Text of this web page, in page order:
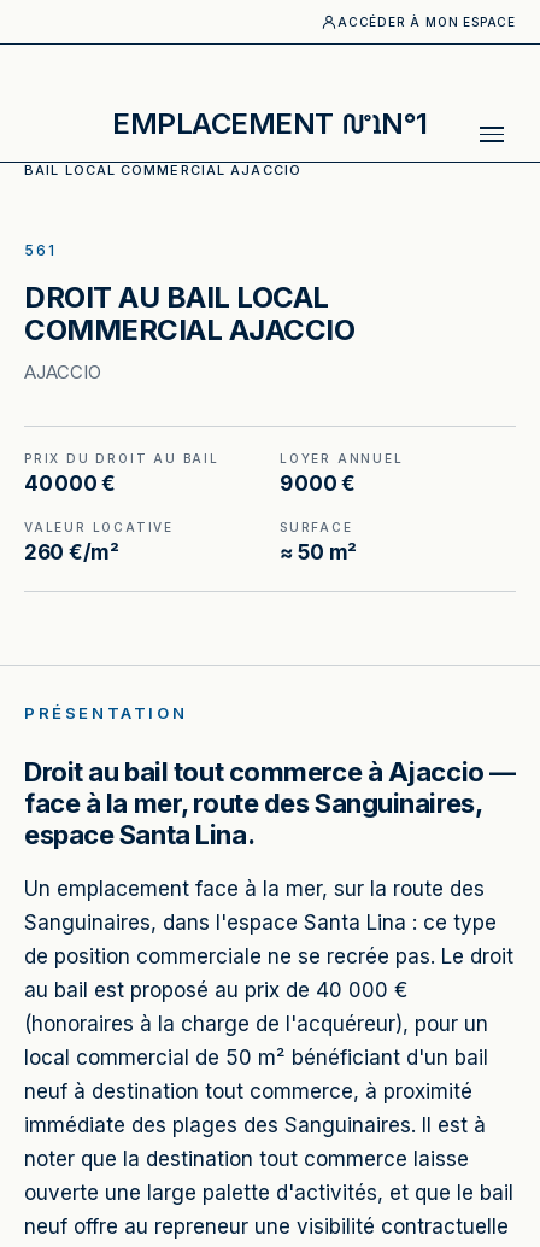
ACCÉDER À MON ESPACE
EMPLACEMENT N°1
BAIL LOCAL COMMERCIAL AJACCIO
561
DROIT AU BAIL LOCAL
COMMERCIAL AJACCIO
AJACCIO
PRIX DU DROIT AU BAIL
40 000 €
LOYER ANNUEL
9 000 €
VALEUR LOCATIVE
260 €/m²
SURFACE
≈ 50 m²
PRÉSENTATION
Droit au bail tout commerce à Ajaccio —
face à la mer, route des Sanguinaires,
espace Santa Lina.
Un emplacement face à la mer, sur la route des
Sanguinaires, dans l'espace Santa Lina : ce type
de position commerciale ne se recrée pas. Le droit
au bail est proposé au prix de 40 000 €
(honoraires à la charge de l'acquéreur), pour un
local commercial de 50 m² bénéficiant d'un bail
neuf à destination tout commerce, à proximité
immédiate des plages des Sanguinaires. Il est à
noter que la destination tout commerce laisse
ouverte une large palette d'activités, et que le bail
neuf offre au repreneur une visibilité contractuelle